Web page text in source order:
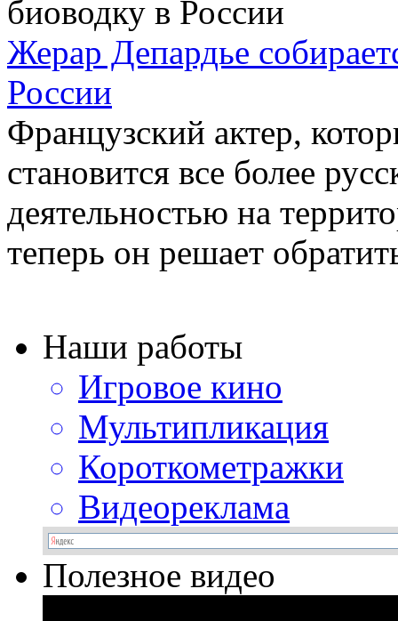
Жерар Депардье
России
Французский актер,
становится все более
деятельностью на
теперь он решает
Наши работы
Игровое кино
Мультипликация
Короткометражки
Видеореклама
Полезное видео